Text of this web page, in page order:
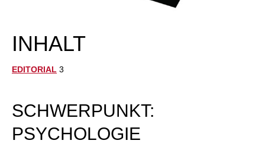
INHALT
EDITORIAL 3
SCHWERPUNKT:
PSYCHOLOGIE